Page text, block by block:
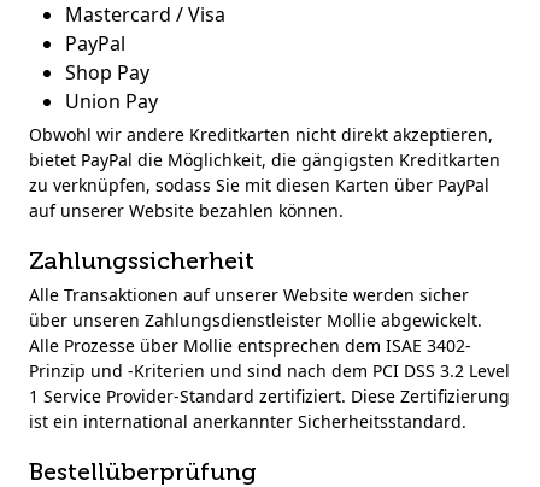
Mastercard / Visa
PayPal
Shop Pay
Union Pay
Obwohl wir andere Kreditkarten nicht direkt akzeptieren,
bietet PayPal die Möglichkeit, die gängigsten Kreditkarten
zu verknüpfen, sodass Sie mit diesen Karten über PayPal
auf unserer Website bezahlen können.
Zahlungssicherheit
Alle Transaktionen auf unserer Website werden sicher
über unseren Zahlungsdienstleister Mollie abgewickelt.
Alle Prozesse über Mollie entsprechen dem ISAE 3402-
Prinzip und -Kriterien und sind nach dem PCI DSS 3.2 Level
1 Service Provider-Standard zertifiziert. Diese Zertifizierung
ist ein international anerkannter Sicherheitsstandard.
Bestellüberprüfung